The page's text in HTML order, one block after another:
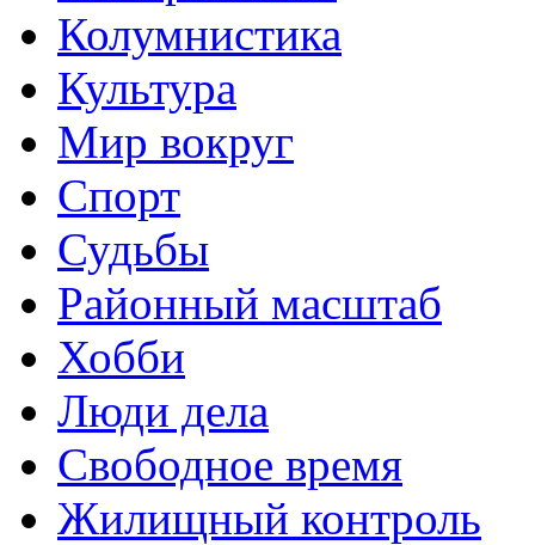
Колумнистика
Культура
Мир вокруг
Спорт
Судьбы
Районный масштаб
Хобби
Люди дела
Свободное время
Жилищный контроль